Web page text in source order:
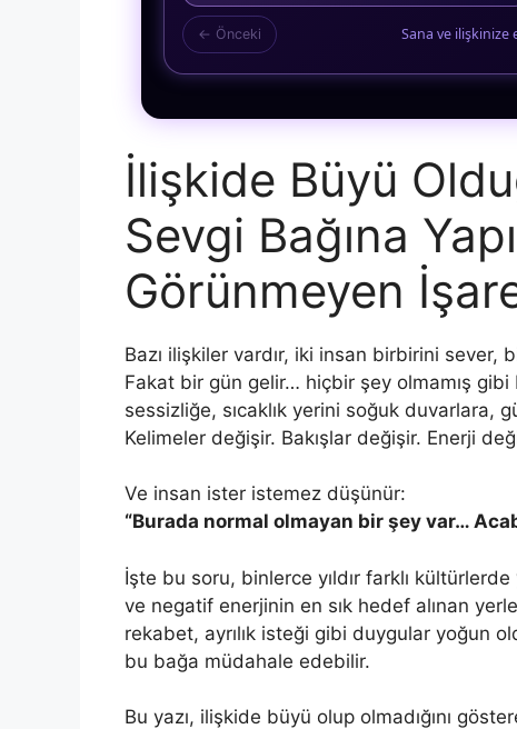
← Önceki Sana ve ilişkinize
İlişkide Büyü
Sevgi Bağına
Görünmeyen
Bazı ilişkiler vardır, iki insan birbirini sever,
Fakat bir gün gelir… hiçbir şey olmamış
sessizliğe, sıcaklık yerini soğuk duvarlara,
Kelimeler değişir. Bakışlar değişir. Enerji
Ve insan ister istemez düşünür:
“Burada normal olmayan bir şey var…
İşte bu soru, binlerce yıldır farklı
ve negatif enerjinin en sık hedef alınan
rekabet, ayrılık isteği gibi duygular yoğun
bu bağa müdahale edebilir.
Bu yazı, ilişkide büyü olup olmadığını